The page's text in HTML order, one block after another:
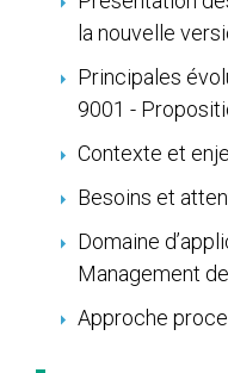
la nouvelle
Principales
9001 -
Contexte et
Besoins et
Domaine
Management
Approche